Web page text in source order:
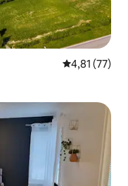
5 üzerinden
4,81 (77)